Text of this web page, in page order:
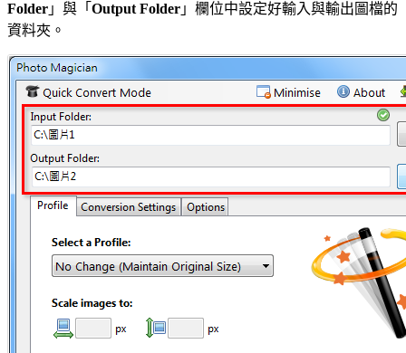
Folder 」與「 Output Folder 」欄位中設定好輸入與輸出圖檔的
資料夾。